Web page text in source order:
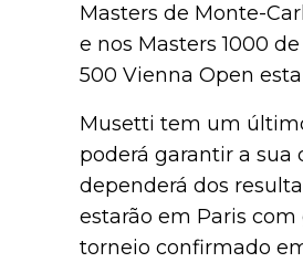
Masters de Monte-
e nos Masters 1000
500 Vienna Open
Musetti tem um
poderá garantir a sua
dependerá dos
estarão em Paris
torneio confirmado